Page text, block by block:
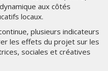
aux côtés
locaux.
plusieurs indicateurs
les effets du projet sur les
sociales et créatives